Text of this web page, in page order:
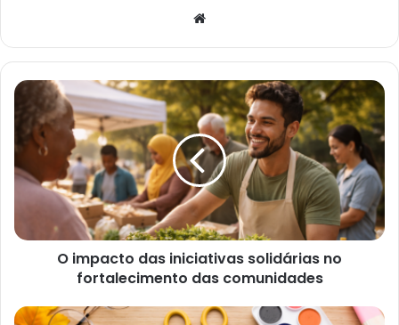
Website
O impacto das iniciativas solidárias no
fortalecimento das comunidades